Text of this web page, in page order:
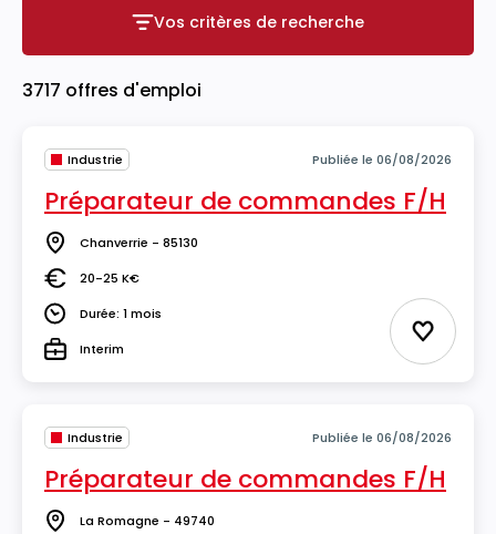
Vos critères de recherche
Vos critères de recherche
3717 offres d'emploi
Industrie Publiée le 06/08/2026
Préparateur de commandes F/H
Lieu Chanverrie - 85130
Salaire20-25 K€
DuréeDurée: 1 mois
TypeInterim Ajouter
Industrie Publiée le 06/08/2026
Préparateur de commandes F/H
La Romagne - 49740